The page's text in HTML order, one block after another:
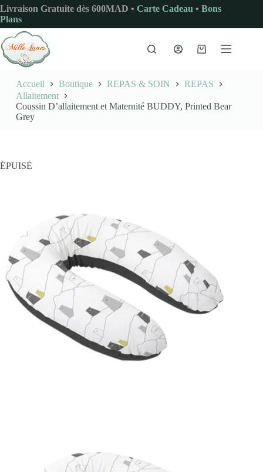
Passer
au
contenu
Livraison Gratuite dès 600MAD • Carte Cadeau • Bons
Plans
Panier
Accueil Boutique REPAS & SOIN
REPAS
Allaitement
Coussin D’allaitement et Maternité BUDDY, Printed Bear
Grey
ÉPUISÉ